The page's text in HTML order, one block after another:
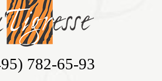
782-65-93